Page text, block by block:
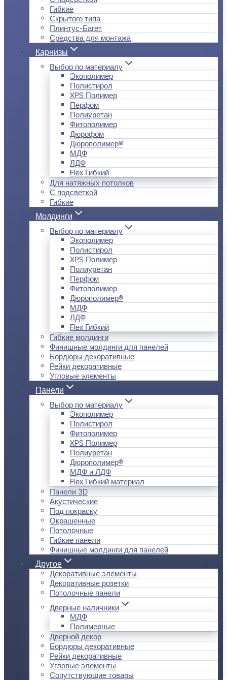
Гибкие
Скрытого типа
Плинтус-Багет
Средства для монтажа
Карнизы
Выбор по материалу
Экополимер
Полистирол
XPS Полимер
Перфом
Полиуретан
Фитополимер
Дюрофом
Дюрополимер®
МДФ
ЛДФ
Flex Гибкий
Для натяжных потолков
С подсветкой
Гибкие
Молдинги
Выбор по материалу
Экополимер
Полистирол
XPS Полимер
Полиуретан
Перфом
Фитополимер
Дюрополимер®
МДФ
ЛДФ
Flex Гибкий
Гибкие молдинги
Финишные молдинги для панелей
Бордюры декоративные
Рейки декоративные
Угловые элементы
Панели
Выбор по материалу
Экополимер
Полистирол
Фитополимер
XPS Полимер
Полиуретан
Дюрополимер®
МДФ и ЛДФ
Flex Гибкий материал
Панели 3D
Акустические
Под покраску
Окрашенные
Потолочные
Гибкие панели
Финишные молдинги для панелей
Другое
Декоративные элементы
Декоративные розетки
Потолочные панели
Дверные наличники
МДФ
Полимерные
Дверной декор
Бордюры декоративные
Рейки декоративные
Угловые элементы
Сопутствующие товары